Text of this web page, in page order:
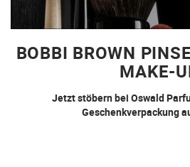
BOBBI BROWN
MAKE-
Jetzt stöbern bei Oswald
Geschenkverpackung